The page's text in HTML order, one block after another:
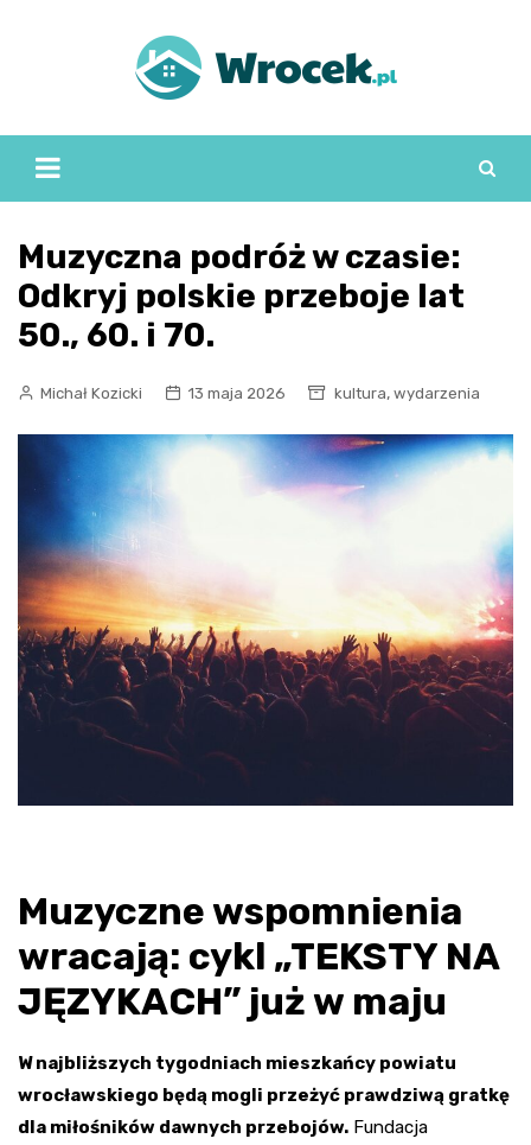
Muzyczna podróż w czasie:
Odkryj polskie przeboje lat
50., 60. i 70.
Michał Kozicki 13 maja 2026 kultura, wydarzenia
Muzyczne wspomnienia
wracają: cykl „TEKSTY NA
JĘZYKACH” już w maju
W najbliższych tygodniach mieszkańcy powiatu
wrocławskiego będą mogli przeżyć prawdziwą gratkę
dla miłośników dawnych przebojów. Fundacja